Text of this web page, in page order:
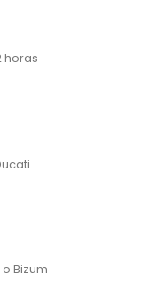
horas
Bizum